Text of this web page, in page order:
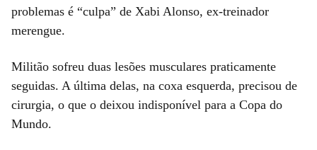
problemas é “culpa” de Xabi Alonso, ex-treinador
merengue.
Militão sofreu duas lesões musculares praticamente
seguidas. A última delas, na coxa esquerda, precisou de
cirurgia, o que o deixou indisponível para a Copa do
Mundo.